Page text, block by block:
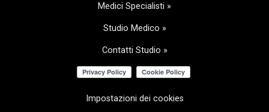
Medici Specialisti »
Studio Medico »
Contatti Studio »
Impostazioni dei cookies